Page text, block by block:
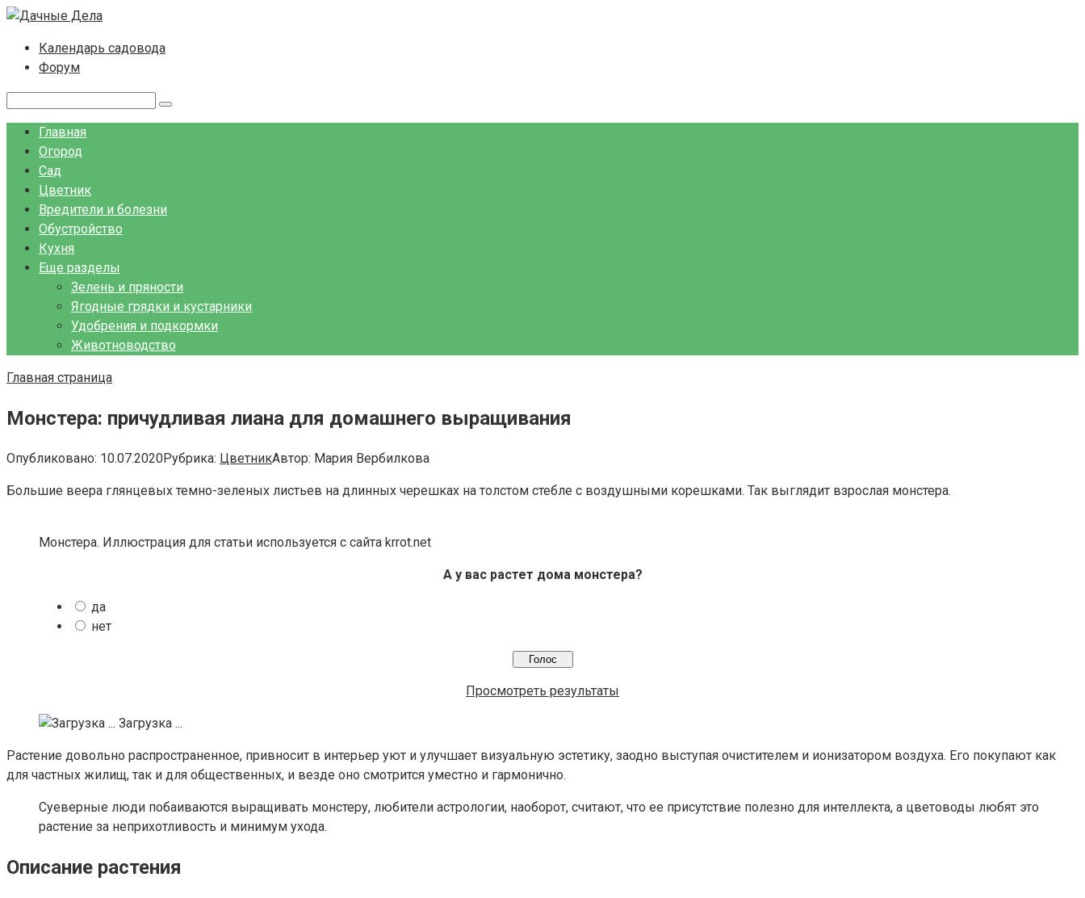
Перейти
контентуКалендарь садовода
Форум
Главная
Огород
Сад
Цветник
Вредители и болезни
Обустройство
Кухня
Еще разделы
Зелень и пряности
Ягодные грядки и кустарники
Удобрения и подкормки
Животноводство
Главная страница
Монстера: причудливая лиана для домашнего выращивания
Опубликовано: 10.07.2020Рубрика: ЦветникАвтор: Мария Вербилкова
Большие веера глянцевых темно-зеленых листьев на длинных черешках на толстом стебле с воздушными корешками. Так выглядит взрослая монстера.
Монстера. Иллюстрация для статьи используется с сайта krrot.net
А у вас растет дома монстера?
да
нет
Просмотреть результаты
Загрузка ...
Растение довольно распространенное, привносит в интерьер уют и улучшает визуальную эстетику, заодно выступая очистителем и ионизатором воздуха. Его покупают как
для частных жилищ, так и для общественных, и везде оно смотрится уместно и гармонично.
Суеверные люди побаиваются выращивать монстеру, любители астрологии, наоборот, считают, что ее присутствие полезно для интеллекта, а цветоводы любят это
растение за неприхотливость и минимум ухода.
Описание растения